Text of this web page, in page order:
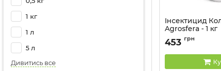
1 кг
1 л
5 л
Дивитись все
Інсектицид
Agrosfera - 1 кг
Артикул: 13041129
453 грн